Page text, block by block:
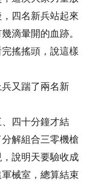
四名新兵站起來
滴暈開的血跡。
搖搖頭，說這樣
又踹了兩名新
四十分鐘才結
解組合三零機槍
說明天要驗收成
械室，總算結束